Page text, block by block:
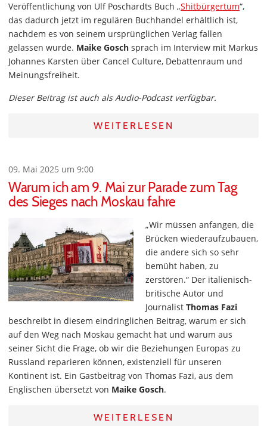
Veröffentlichung von Ulf Poschardts Buch „Shitbürgertum“,
das dadurch jetzt im regulären Buchhandel erhältlich ist,
nachdem es von seinem ursprünglichen Verlag fallen
gelassen wurde. Maike Gosch sprach im Interview mit Markus
Johannes Karsten über Cancel Culture, Debattenraum und
Meinungsfreiheit.
Dieser Beitrag ist auch als Audio-Podcast verfügbar.
WEITERLESEN
09. Mai 2025 um 9:00
Warum ich am 9. Mai zur Parade zum Tag
des Sieges nach Moskau fahre
„Wir müssen anfangen, die
Brücken wiederaufzubauen,
die andere sich so sehr
bemüht haben, zu
zerstören.“ Der italienisch-
britische Autor und
Journalist Thomas Fazi
beschreibt in diesem eindringlichen Beitrag, warum er sich
auf den Weg nach Moskau gemacht hat und warum aus
seiner Sicht die Frage, ob wir die Beziehungen Europas zu
Russland reparieren können, existenziell für unseren
Kontinent ist. Ein Gastbeitrag von Thomas Fazi, aus dem
Englischen übersetzt von Maike Gosch.
WEITERLESEN